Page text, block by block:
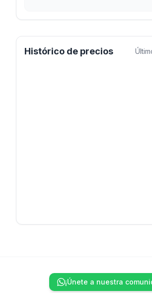
Histórico de precios
¡Únete a nuestra